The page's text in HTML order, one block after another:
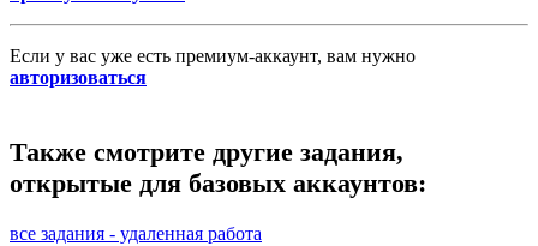
Если у вас уже есть премиум-аккаунт, вам нужно
авторизоваться
Также смотрите другие задания,
открытые для базовых аккаунтов:
все задания - удаленная работа